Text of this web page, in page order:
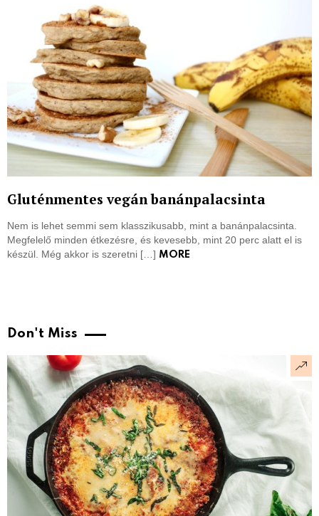
Gluténmentes vegán banánpalacsinta
Nem is lehet semmi sem klasszikusabb, mint a banánpalacsinta.
Megfelelő minden étkezésre, és kevesebb, mint 20 perc alatt el is
készül. Még akkor is szeretni […] MORE
Don't Miss